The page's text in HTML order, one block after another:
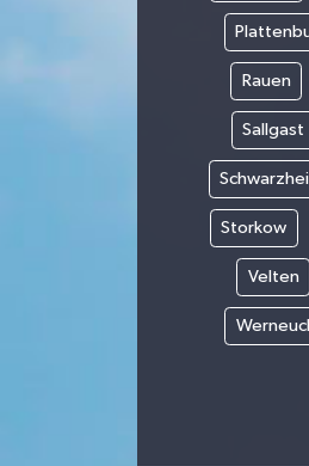
Rauen
Sallgast
Storkow
Velten